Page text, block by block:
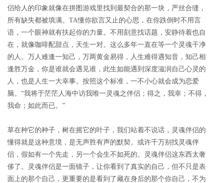
侣给人的印象就像在拼图游戏里找到最契合的那一块，严丝合缝，
所有缺失都被填满。 TA懂你欲言又止的心思，在你跌倒时不用言
语，一个眼神就有扶起你的力量。不用刻意找话题，安静待着也自
在，就像咖啡配甜点，天生一对。这么多年一直在等一个灵魂干净
的人。万人难逢一知己，万两黄金易得，人生难得遇知音，知己相
逢胜万金，你是谁就会遇见谁，此生如能遇到深度滋润自己心灵的
人，也是人生一大幸事。按照这个标准，一不小心就会成为恋爱
脑。“我将于茫茫人海中访我唯一灵魂之伴侣；得之，我幸；不得，
我命；如此而已。”
草在种它的种子，树在摇它的叶子，我们站着不说话，灵魂伴侣的
懂得就是这种意境，是无声胜有声的默契。或许千万别找灵魂伴
侣，假如有一个先走，另一个会生不如死的。灵魂伴侣这东西太奢
侈了。灵魂伴侣是一面镜子，让你看到了真实的自己，但不只是表
面上的那个自己，更重要的是看到了藏在身后的那个你自己，不为